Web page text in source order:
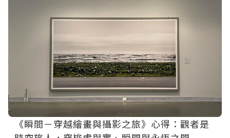
《瞬間－穿越繪畫與攝影之旅》心得：觀者是